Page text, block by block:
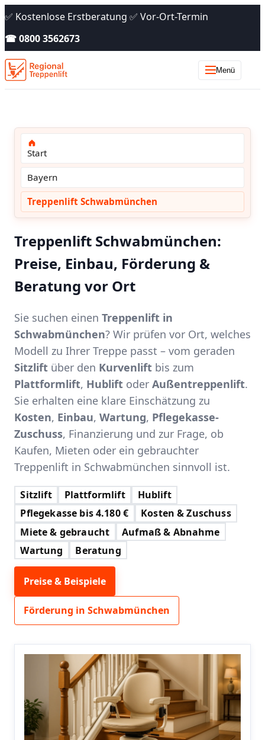
✅ Kostenlose Erstberatung ✅ Vor-Ort-Termin
☎ 0800 3562673
Menü
Start
Bayern
Treppenlift Schwabmünchen
Treppenlift Schwabmünchen:
Preise, Einbau, Förderung &
Beratung vor Ort
Sie suchen einen Treppenlift in
Schwabmünchen? Wir prüfen vor Ort, welches
Modell zu Ihrer Treppe passt – vom geraden
Sitzlift über den Kurvenlift bis zum
Plattformlift, Hublift oder Außentreppenlift.
Sie erhalten eine klare Einschätzung zu
Kosten, Einbau, Wartung, Pflegekasse-
Zuschuss, Finanzierung und zur Frage, ob
Kaufen, Mieten oder ein gebrauchter
Treppenlift in Schwabmünchen sinnvoll ist.
Sitzlift Plattformlift
Hublift
Pflegekasse bis 4.180 €
Kosten & Zuschuss
Miete & gebraucht
Aufmaß & Abnahme
Wartung
Beratung
Preise & Beispiele
Förderung in Schwabmünchen